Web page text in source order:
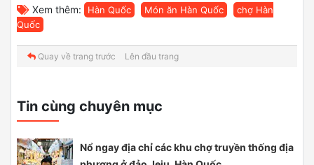
Xem thêm: Hàn Quốc Món ăn Hàn Quốc
chợ Hàn
Quốc
Quay về trang trước Lên đầu trang
Tin cùng chuyên mục
Nổ ngay địa chỉ các khu chợ truyền thống địa